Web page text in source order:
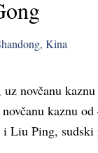
Kina
novčanu
kaznu od
Liu Ping,